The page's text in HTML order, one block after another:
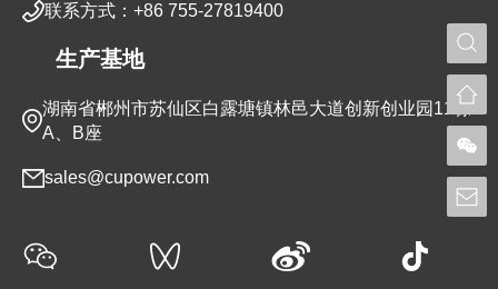
联系方式：+86 755-27819400
生产基地
湖南省郴州市苏仙区白露塘镇林邑大道创新创业园11栋
A、B座
sales@cupower.com